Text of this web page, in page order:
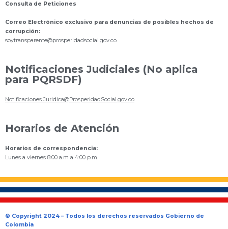
Consulta de Peticiones
Correo Electrónico exclusivo para denuncias de posibles hechos de
corrupción:
soytransparente@prosperidadsocial.gov.co
Notificaciones Judiciales (No aplica
para PQRSDF)
Notificaciones.Juridica@ProsperidadSocial.gov.co
Horarios de Atención
Horarios de correspondencia:
Lunes a viernes 8:00 a.m a 4:00 p.m.
© Copyright 2024 – Todos los derechos reservados Gobierno de
Colombia